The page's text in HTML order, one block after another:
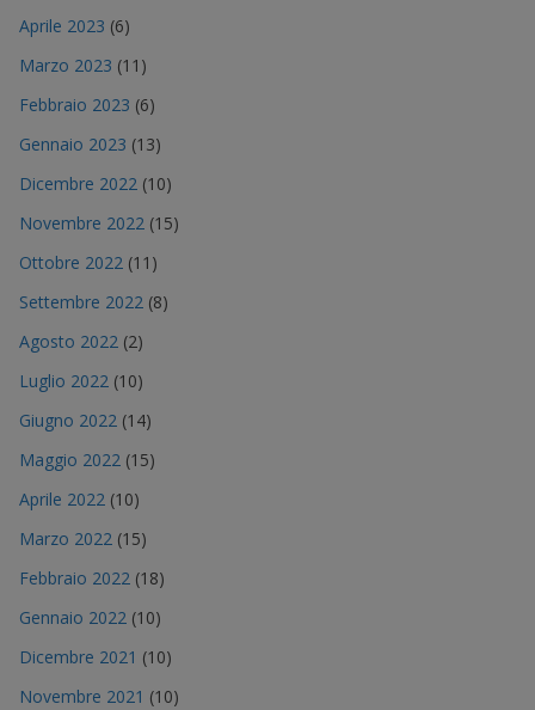
Aprile 2023 (6)
Marzo 2023 (11)
Febbraio 2023 (6)
Gennaio 2023 (13)
Dicembre 2022 (10)
Novembre 2022 (15)
Ottobre 2022 (11)
Settembre 2022 (8)
Agosto 2022 (2)
Luglio 2022 (10)
Giugno 2022 (14)
Maggio 2022 (15)
Aprile 2022 (10)
Marzo 2022 (15)
Febbraio 2022 (18)
Gennaio 2022 (10)
Dicembre 2021 (10)
Novembre 2021 (10)